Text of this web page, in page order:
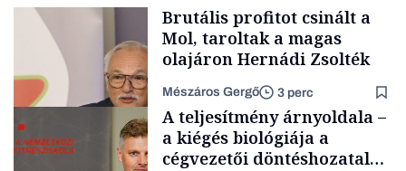
Brutális profitot csinált a
Mol, taroltak a magas
olajáron Hernádi Zsolték
Mészáros Gergő 3 perc
A teljesítmény árnyoldala –
a kiégés biológiája a
cégvezetői döntéshozatal